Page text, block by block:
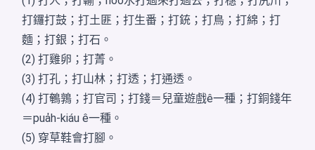
打鑼打鼓；打土匪；打生番；打銃；打鳥；打綿；打
麵；打銀；打石。
(2) 打雞卵；打菁。
(3) 打孔；打山林；打透；打通透。
(4) 打鵪鶉；打官司；打錢＝兒童遊戲ê一種；打銅錢年
＝pua̍h-kiáu ê一種。
(5) 穿草鞋會打腳。